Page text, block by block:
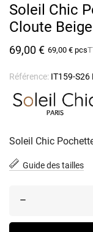
Soleil Chic
Cloute Beige
69,00 € 69,00 € pcs
Référence: IT159-S26
Soleil Chic
Guide des tailles
–